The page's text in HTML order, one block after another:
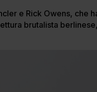
e Rick Owens, che
brutalista